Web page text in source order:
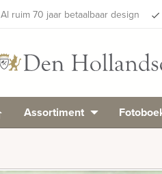
Al ruim 70 jaar betaalbaar design done
Assortiment